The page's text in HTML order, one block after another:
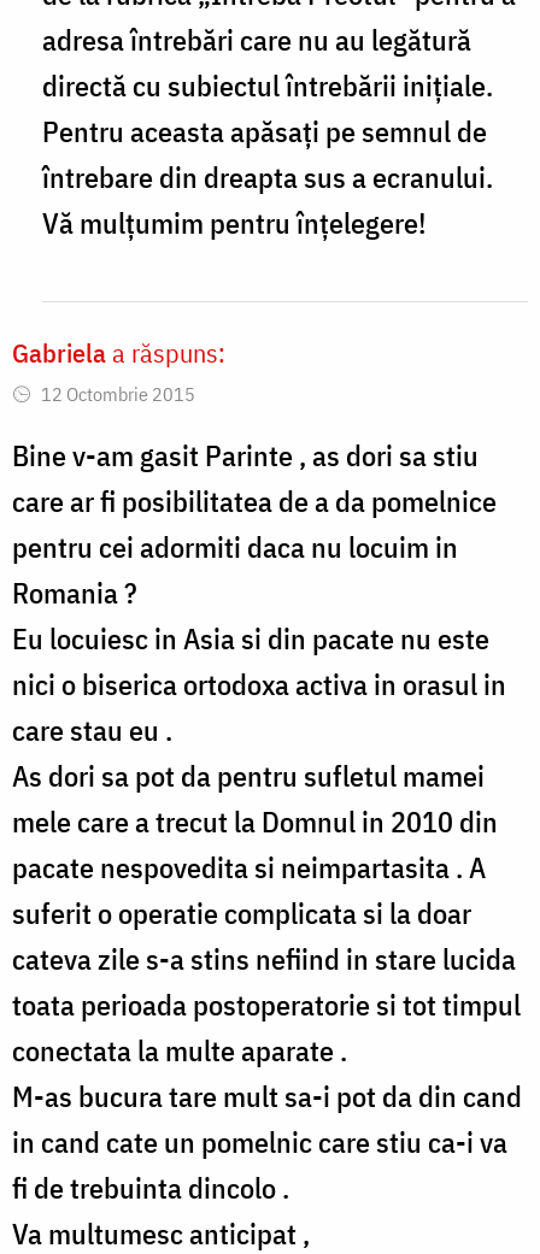
ziua!
am
inteles
by
Camelia
adresa întrebări care nu au legătură
directă cu subiectul întrebării inițiale.
Pentru aceasta apăsați pe semnul de
întrebare din dreapta sus a ecranului.
Vă mulțumim pentru înțelegere!
Gabriela a răspuns:
12 Octombrie 2015
Bine v-am gasit Parinte , as dori sa stiu
care ar fi posibilitatea de a da pomelnice
pentru cei adormiti daca nu locuim in
Romania ?
Eu locuiesc in Asia si din pacate nu este
nici o biserica ortodoxa activa in orasul in
care stau eu .
As dori sa pot da pentru sufletul mamei
mele care a trecut la Domnul in 2010 din
pacate nespovedita si neimpartasita . A
suferit o operatie complicata si la doar
cateva zile s-a stins nefiind in stare lucida
toata perioada postoperatorie si tot timpul
conectata la multe aparate .
M-as bucura tare mult sa-i pot da din cand
in cand cate un pomelnic care stiu ca-i va
fi de trebuinta dincolo .
Va multumesc anticipat ,